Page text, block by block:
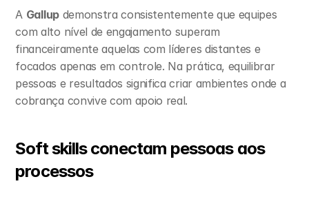
A Gallup demonstra consistentemente que equipes
com alto nível de engajamento superam
financeiramente aquelas com líderes distantes e
focados apenas em controle. Na prática, equilibrar
pessoas e resultados significa criar ambientes onde a
cobrança convive com apoio real.
Soft skills conectam pessoas aos
processos